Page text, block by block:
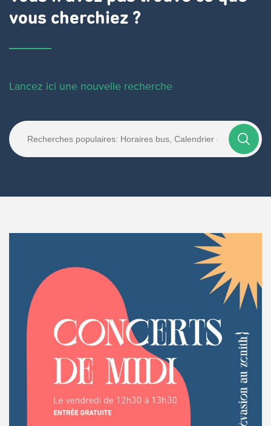
vous cherchiez ?
Lancez ici une nouvelle recherche